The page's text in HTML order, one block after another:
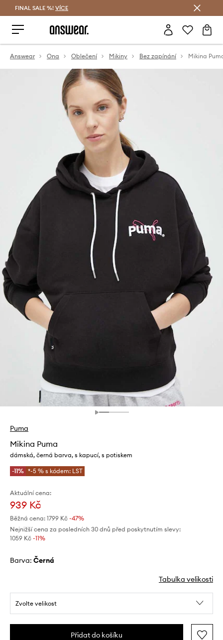
FINAL SALE %! VÍCE
Answear Ona Oblečení Mikiny Bez zapínání Mikina
Puma
Mikina Puma
dámská, černá barva, s kapucí, s potiskem
-11% *-5 % s kódem: LST
Aktuální cena:
939 Kč
Běžná cena: 1799 Kč -47%
Nejnižší cena za posledních 30 dnů před poskytnutím slevy:
1059 Kč -11%
Barva: černá
Tabulka velikosti
Zvolte velikost
Přidat do košíku